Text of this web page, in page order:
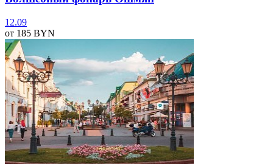
12.09
от 185 BYN